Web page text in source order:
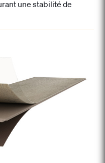
une stabilité de